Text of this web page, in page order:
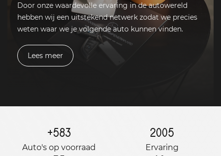
Door onze waardevolle ervaring in de autowereld
hebben wij een uitstekend netwerk zodat we precies
weten waar we je volgende auto kunnen vinden.
Lees meer
+583
Auto's op voorraad
2005
Ervaring